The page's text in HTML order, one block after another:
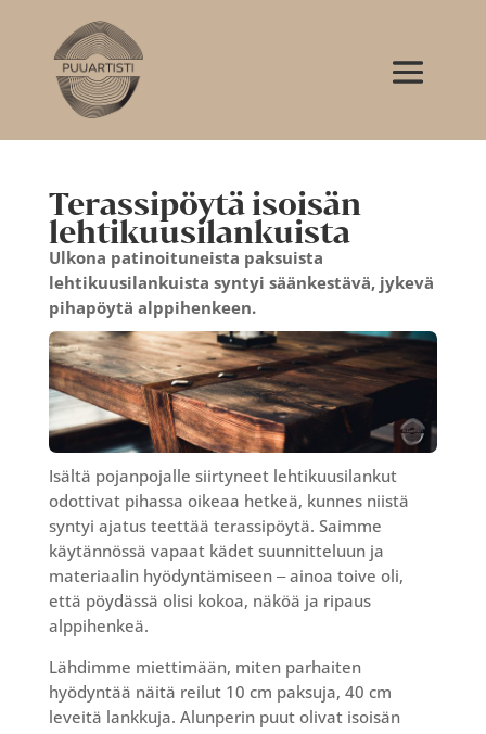
Terassipöytä isoisän
lehtikuusilankuista
Ulkona patinoituneista paksuista
lehtikuusilankuista syntyi säänkestävä, jykevä
pihapöytä alppihenkeen.
Isältä pojanpojalle siirtyneet lehtikuusilankut
odottivat pihassa oikeaa hetkeä, kunnes niistä
syntyi ajatus teettää terassipöytä. Saimme
käytännössä vapaat kädet suunnitteluun ja
materiaalin hyödyntämiseen ‒ ainoa toive oli,
että pöydässä olisi kokoa, näköä ja ripaus
alppihenkeä.
Lähdimme miettimään, miten parhaiten
hyödyntää näitä reilut 10 cm paksuja, 40 cm
leveitä lankkuja. Alunperin puut olivat isoisän